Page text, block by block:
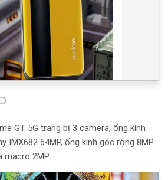
GT 5G trang bị 3 camera, ống kính
IMX682 64MP, ống kính góc rộng 8MP
macro 2MP.